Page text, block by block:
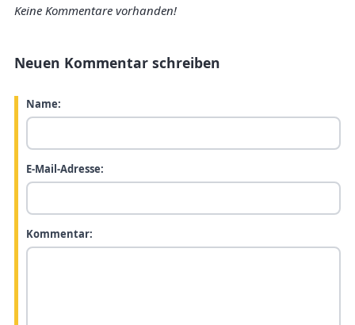
Keine Kommentare vorhanden!
Neuen Kommentar schreiben
Name:
E-Mail-Adresse:
Kommentar: